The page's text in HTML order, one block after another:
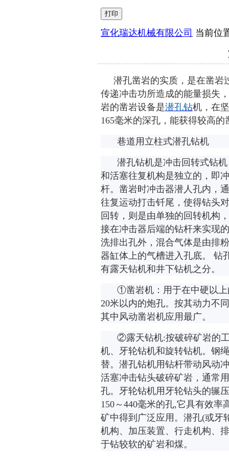
宣化瑞达机械有限公司 当前位
潜孔凿岩的实质，是在凿岩
传递冲击功所造成的能量损失
岩的凿岩设备是潜孔钻机，在
165毫米的深孔，能获得较高的
巷道用立柱式潜孔钻机
潜孔钻机是冲击回转式钻
和活塞往复机构是独立的，即
杆。凿岩时冲击器潜人孔内，
往复运动打击钎尾，使得钻头
回转，则是由单独的回转机构
接在冲击器后端的钻杆来实现
洗排出孔外，混合气体是由排
器缸体上的气槽进入孔底。
钻
有露天钻机和井下钻机之分。
①凿岩机：用于在中硬以
20米 以内的炮孔。按其动力不
其中风动凿岩机应用最广。
②露天钻机:按破碎矿岩的
机、牙轮钻机和旋转钻机。钢
替。潜孔钻机用钻杆带动风动
活塞冲击钻头破碎矿岩，通常
孔。牙轮钻机用牙轮钻头的辗
150～ 440毫米的孔,它具有效率
矿中得到广泛应用。潜孔(或牙
机构、加压装置、行走机构、
于钻较软的矿岩和煤。